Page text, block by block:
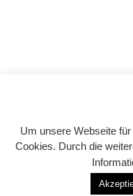
Um unsere Webseite
Cookies. Durch die